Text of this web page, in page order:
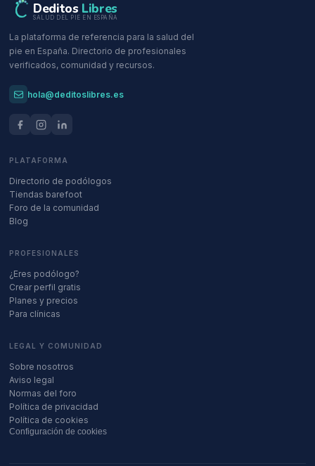
Deditos Libres
SALUD DEL PIE EN ESPAÑA
La plataforma de referencia para la salud del
pie en España. Directorio de profesionales
verificados, comunidad y recursos.
hola@deditoslibres.es
PLATAFORMA
Directorio de podólogos
Tiendas barefoot
Foro de la comunidad
Blog
PROFESIONALES
¿Eres podólogo?
Crear perfil gratis
Planes y precios
Para clínicas
LEGAL Y COMUNIDAD
Sobre nosotros
Aviso legal
Normas del foro
Política de privacidad
Política de cookies
Configuración de cookies